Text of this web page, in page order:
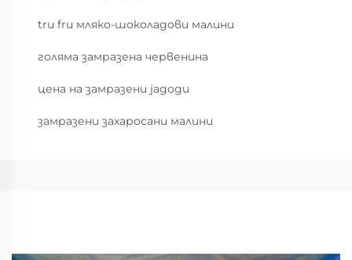
tru fru мляко-шоколадови малини
голяма замразена червенина
цена на замразени jagоди
замразени захаросани малини